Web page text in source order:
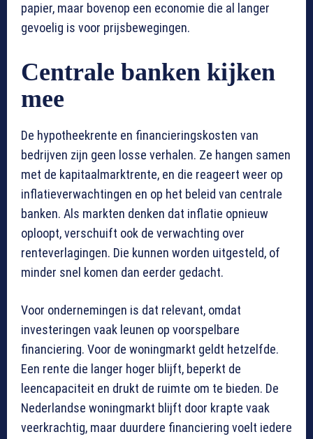
papier, maar bovenop een economie die al langer
gevoelig is voor prijsbewegingen.
Centrale banken kijken
mee
De hypotheekrente en financieringskosten van
bedrijven zijn geen losse verhalen. Ze hangen samen
met de kapitaalmarktrente, en die reageert weer op
inflatieverwachtingen en op het beleid van centrale
banken. Als markten denken dat inflatie opnieuw
oploopt, verschuift ook de verwachting over
renteverlagingen. Die kunnen worden uitgesteld, of
minder snel komen dan eerder gedacht.
Voor ondernemingen is dat relevant, omdat
investeringen vaak leunen op voorspelbare
financiering. Voor de woningmarkt geldt hetzelfde.
Een rente die langer hoger blijft, beperkt de
leencapaciteit en drukt de ruimte om te bieden. De
Nederlandse woningmarkt blijft door krapte vaak
veerkrachtig, maar duurdere financiering voelt iedere